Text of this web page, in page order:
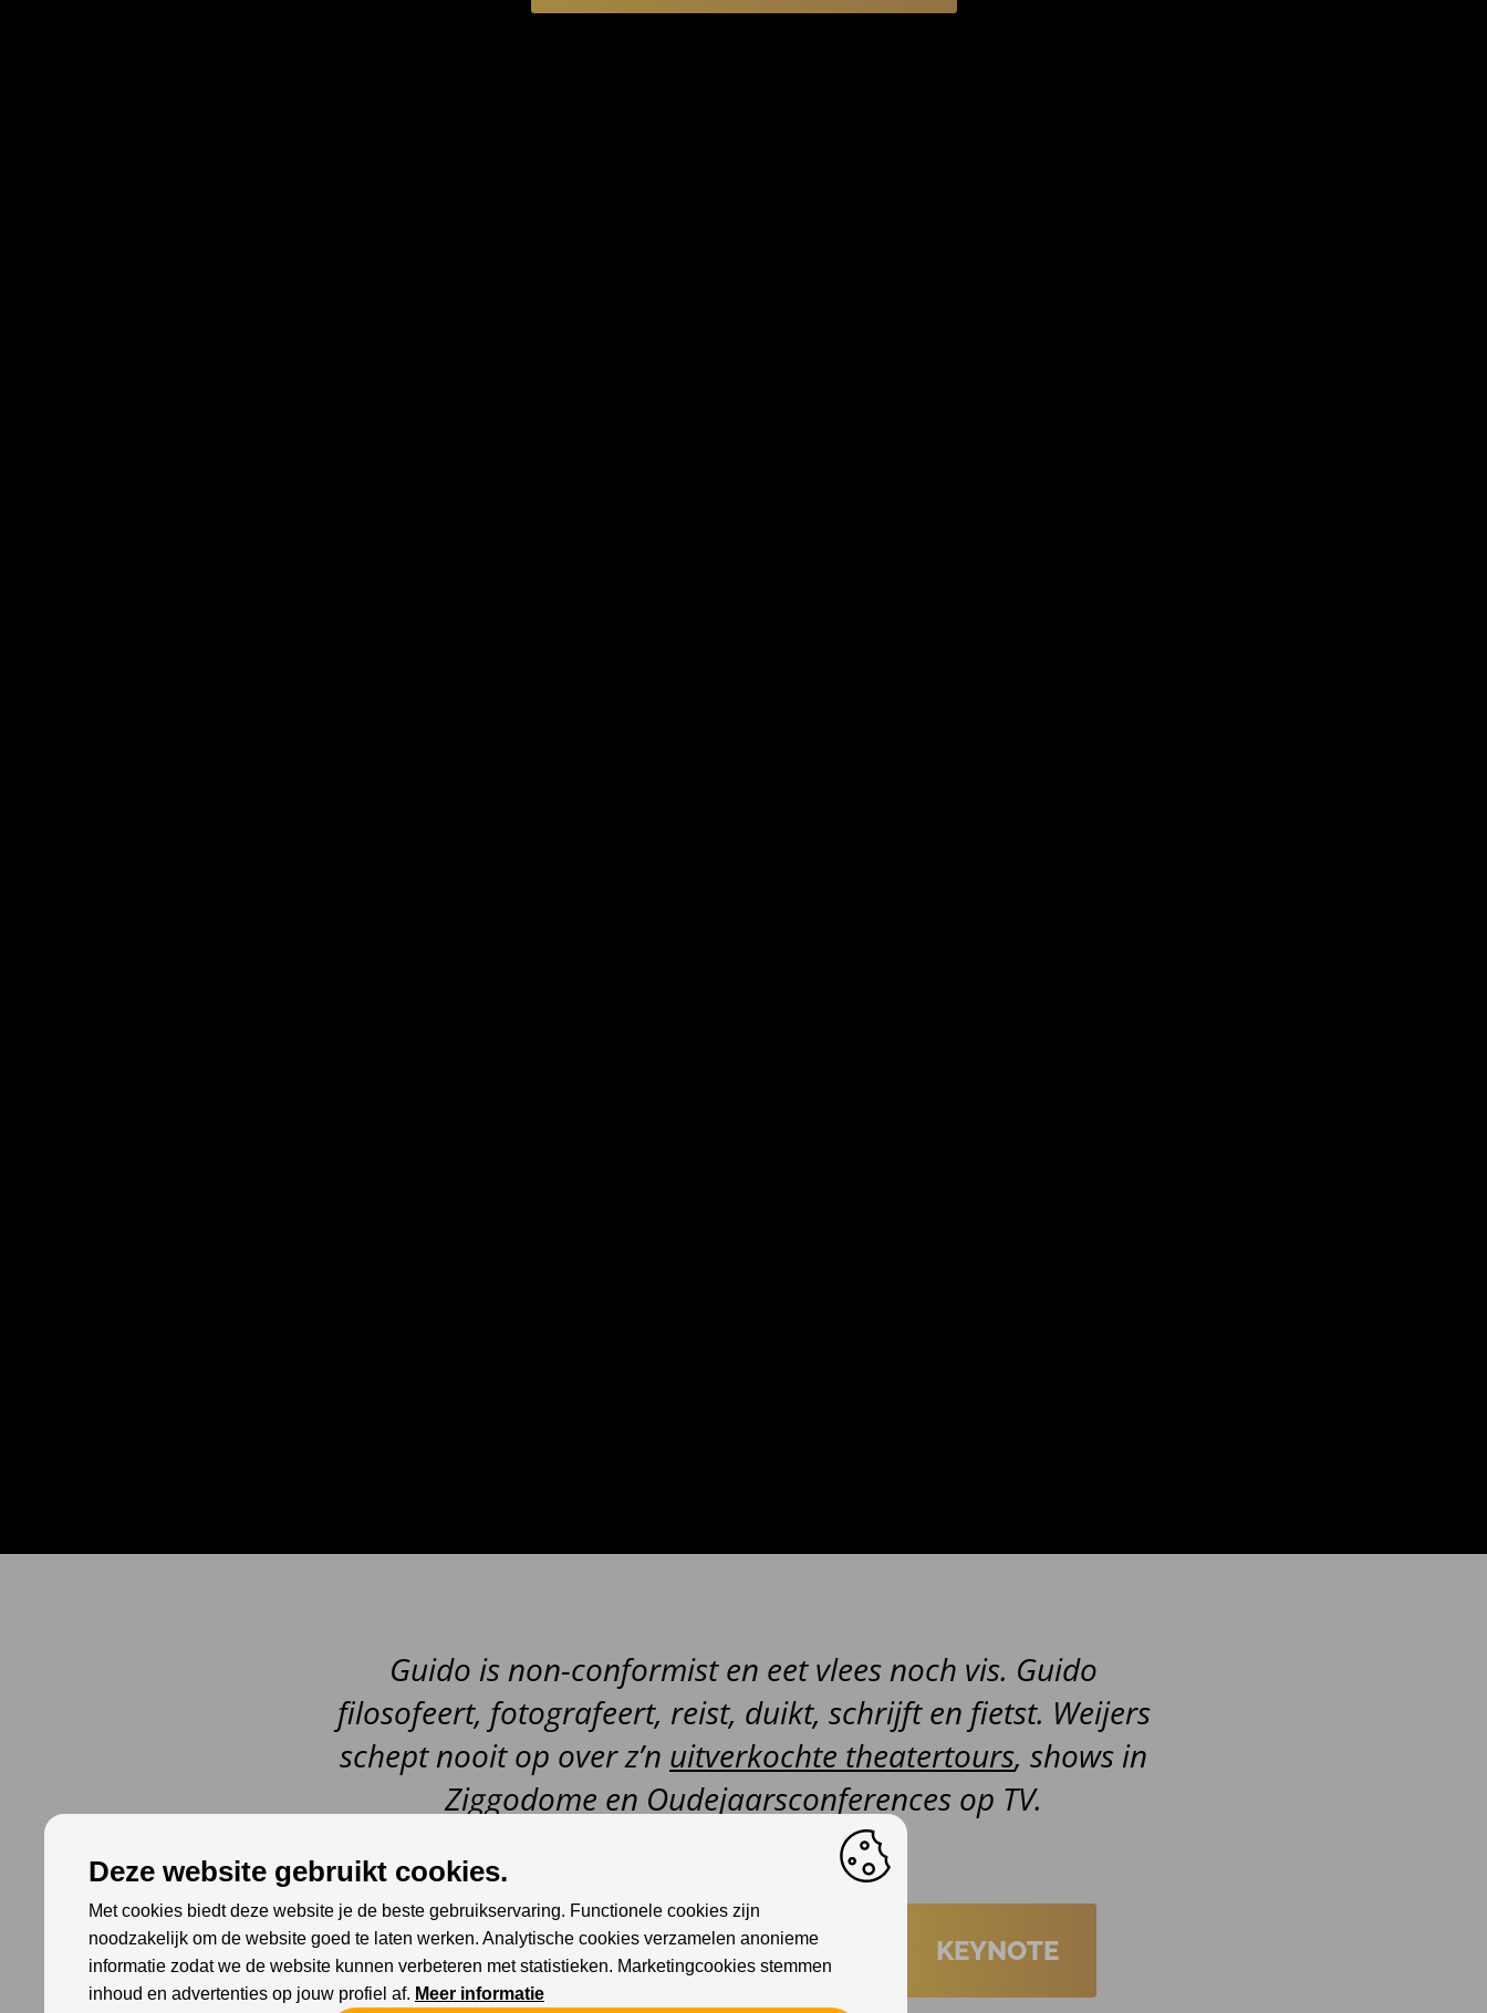
Guido is non-conformist en eet vlees noch vis. Guido
filosofeert, fotografeert, reist, duikt, schrijft en fietst. Weijers
schept nooit op over z’n uitverkochte theatertours, shows in
Ziggodome en Oudejaarsconferences op TV.
OVER GUIDO SPEELLIJST KEYNOTE
Deze website gebruikt cookies.
Met cookies biedt deze website je de beste gebruikservaring. Functionele cookies zijn
noodzakelijk om de website goed te laten werken. Analytische cookies verzamelen anonieme
informatie zodat we de website kunnen verbeteren met statistieken. Marketingcookies stemmen
inhoud en advertenties op jouw profiel af. Meer informatie